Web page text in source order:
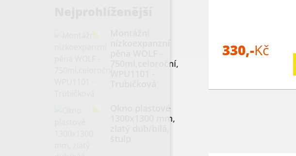
330,-Kč
nízkoexpanzní
750ml,celoroční,
Okno plastové
1300x1300 mm,